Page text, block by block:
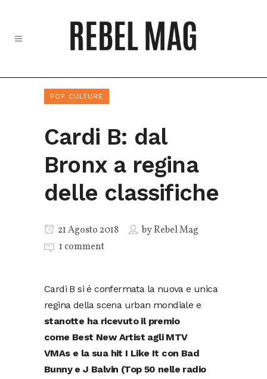
POP CULTURE
Cardi B: dal
Bronx a regina
delle classifiche
21 Agosto 2018 byRebel Mag
1 comment
Cardi B si é confermata la nuova e unica
regina della scena urban mondiale e
stanotte ha ricevuto il premio
come Best New Artist agli MTV
VMAs e la sua hit I Like It con Bad
Bunny e J Balvin (Top 50 nelle radio